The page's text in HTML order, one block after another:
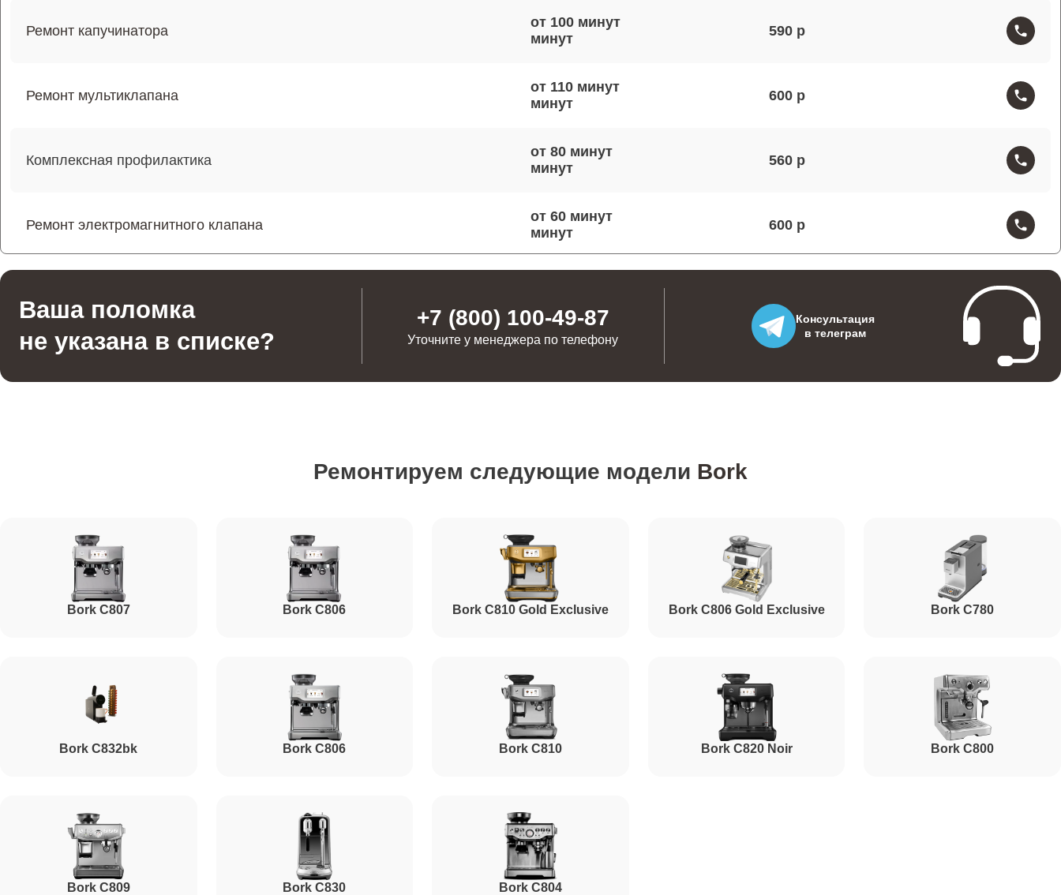
Ремонт капучинатора
от 100 минут
590
Ремонт мультиклапана
от 110 минут
600
Комплексная профилактика
от 80 минут
560
Ремонт электромагнитного клапана
от 60 минут
600
Ремонт трубок кофемашины
от 50 минут
от 70 минут
Ремонт или ремонт датчиков
от 70 минут
280
Очистка кофемашины от накипи
от 110 минут
400
Ремонт микровыключателя кофемашины
от 80 минут
580
Чистка клапана
от 80 минут
Ваша поломка
не указана в списке?
+7 (800) 100-49-87
Уточните у менеджера по телефону
Консультация
в телеграм
Ремонтируем следующие модели Bork
Bork C807 Bork C806 Bork C810 Gold Exclusive Bork C806 Gold Exclusive Bork C780
Bork C832bk Bork C806 Bork C810 Bork C820 Noir Bork C800
Bork C809 Bork C830 Bork C804